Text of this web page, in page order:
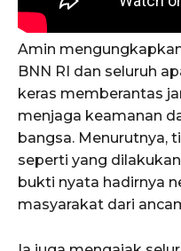
Amin
BNN RI dan seluruh
keras memberantas
menjaga keamanan
bangsa. Menurutnya,
seperti yang
bukti nyata hadirnya
masyarakat dari